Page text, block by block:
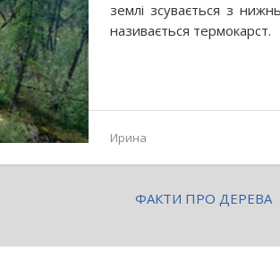
землі зсувається з
називається термокарст.
Ирина
ФАКТИ ПРО ДЕРЕВА